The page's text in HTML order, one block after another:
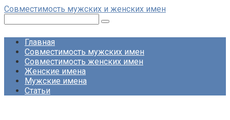
Перейти
контенту
Совместимость мужских и женских имен
Главная
Совместимость мужских имен
Совместимость женских имен
Женские имена
Мужские имена
Статьи